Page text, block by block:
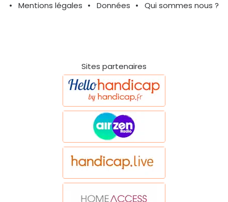
Mentions légales
Données Qui sommes nous ?
Sites partenaires